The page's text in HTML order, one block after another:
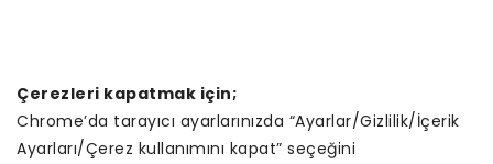
Çerezleri kapatmak için;
Chrome’da tarayıcı ayarlarınızda “Ayarlar/Gizlilik/İçerik
Ayarları/Çerez kullanımını kapat” seçeğini